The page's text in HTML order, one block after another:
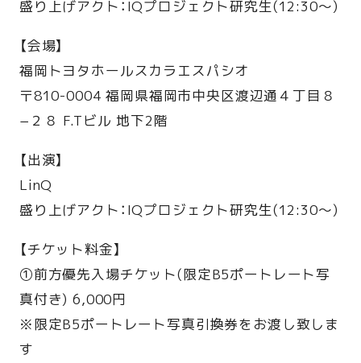
盛り上げアクト：IQプロジェクト研究生(12:30〜)
【会場】
福岡トヨタホールスカラエスパシオ
〒810-0004 福岡県福岡市中央区渡辺通４丁目８
−２８ F.Tビル 地下2階
【出演】
LinQ
盛り上げアクト：IQプロジェクト研究生(12:30〜)
【チケット料金】
①前方優先入場チケット(限定B5ポートレート写
真付き) 6,000円
※限定B5ポートレート写真引換券をお渡し致しま
す